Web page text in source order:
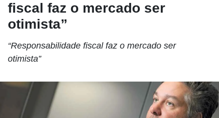
fiscal faz o mercado ser
otimista”
“Responsabilidade fiscal faz o mercado ser
otimista”